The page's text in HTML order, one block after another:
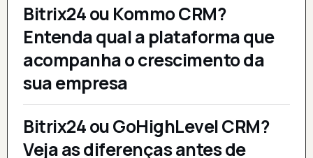
Bitrix24 ou Kommo CRM?
Entenda qual a plataforma que
acompanha o crescimento da
sua empresa
Bitrix24 ou GoHighLevel CRM?
Veja as diferenças antes de